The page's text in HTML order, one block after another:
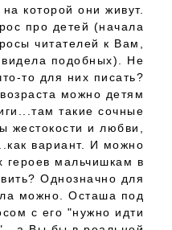
которой они живут.
про детей (начала
читателей к Вам,
видела подобных). Не
то для них писать?
можно детям
такие сочные
жестокости и любви,
вариант. И можно
героев мальчишкам в
Однозначно для
можно. Осташа под
с его "нужно идти